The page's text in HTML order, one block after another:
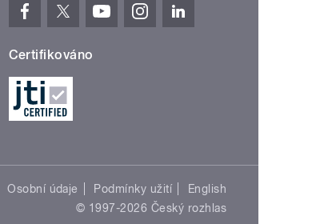
Certifikováno
Osobní údaje Podmínky užití
English
© 1997-2026 Český rozhlas